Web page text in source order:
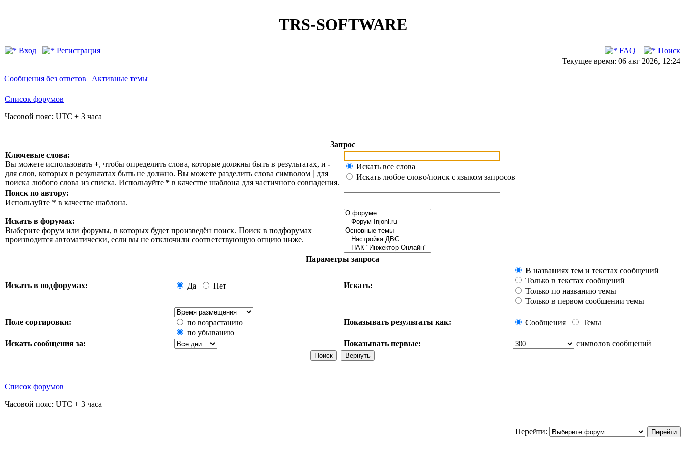
TRS-SOFTWARE
Вход Регистрация FAQ
Поиск
Текущее время: 06 авг 2026, 12:24
Сообщения без ответов | Активные темы
Список форумов
Часовой пояс: UTC + 3 часа
Запрос
Ключевые слова:
Вы можете использовать +, чтобы определить слова, которые должны быть в результатах, и -
для слов, которых в результатах быть не должно. Вы можете разделить слова символом | для
поиска любого слова из списка. Используйте * в качестве шаблона для частичного совпадения.
Искать все слова
Искать любое слово/поиск с языком запросов
Поиск по автору:
Используйте * в качестве шаблона.
Искать в форумах:
Выберите форум или форумы, в которых будет произведён поиск. Поиск в подфорумах
производится автоматически, если вы не отключили соответствующую опцию ниже.
Параметры запроса
Искать в подфорумах: Да Нет Искать:
В названиях тем и текстах сообщений
Только в текстах сообщений
Только по названию темы
Только в первом сообщении темы
Поле сортировки:
по возрастанию
по убыванию
Показывать результаты как: Сообщения Темы
Искать сообщения за: Показывать первые: символов сообщений
Список форумов
Часовой пояс: UTC + 3 часа
Перейти: